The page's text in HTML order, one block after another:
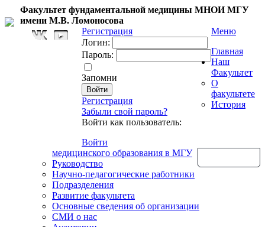
Факультет фундаментальной медицины МНОИ МГУ
имени М.В. Ломоносова
Регистрация
Логин:
Пароль:
Запомни
Регистрация
Забыли свой пароль?
Войти как пользователь:
Войти
Меню
Главная
Наш
Факультет
О
факультете
История
медицинского образования в МГУ
Руководство
Научно-педагогические работники
Подразделения
Развитие факультета
Основные сведения об организации
СМИ о нас